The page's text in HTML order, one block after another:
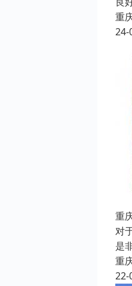
重
24-
重
对
是
重
22-